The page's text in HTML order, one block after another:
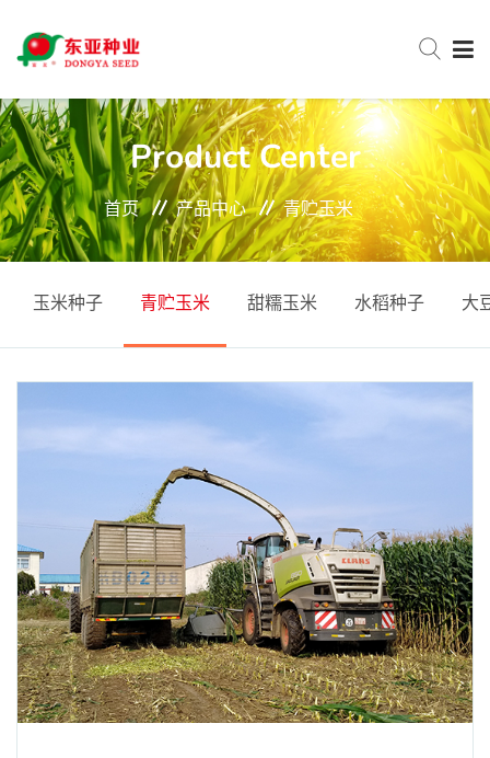
网站首页
关于东亚
新闻中心
招贤纳士
官方商城
Product Center
首页 产品中心 青贮玉米
玉米种子 青贮玉米 甜糯玉米 水稻种子 大